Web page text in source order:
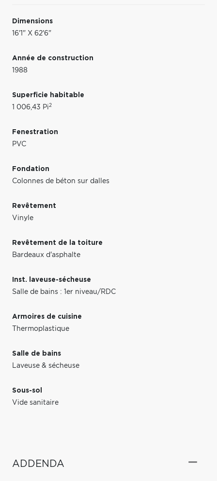
Dimensions
16'1" X 62'6"
Année de construction
1988
Superficie habitable
1 006,43 Pi2
Fenestration
PVC
Fondation
Colonnes de béton sur dalles
Revêtement
Vinyle
Revêtement de la toiture
Bardeaux d'asphalte
Inst. laveuse-sécheuse
Salle de bains : 1er niveau/RDC
Armoires de cuisine
Thermoplastique
Salle de bains
Laveuse & sécheuse
Sous-sol
Vide sanitaire
ADDENDA